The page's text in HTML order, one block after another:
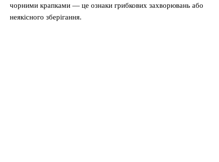
чорними крапками — це ознаки грибкових захворювань або
неякісного зберігання.